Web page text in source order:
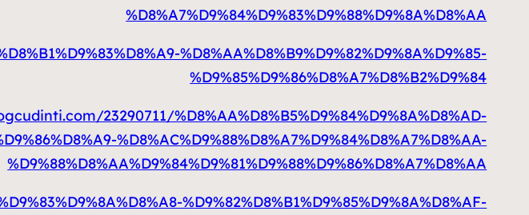
%D8%A7%D9%84%D9%83%D9%88%D9%8A%D8%AA
%D8%AA%D8%B9%D9%82%D9%8A%D9%85-
%D9%85%D9%86%D8%A7%D8%B2%D9%84
23290711/%D8%AA%D8%B5%D9%84%D9%8A%D8%AD-
%D8%AC%D9%88%D8%A7%D9%84%D8%A7%D8%AA-
%D9%88%D8%AA%D9%84%D9%81%D9%88%D9%86%D8%A7%D8%AA
%D9%82%D8%B1%D9%85%D9%8A%D8%AF-